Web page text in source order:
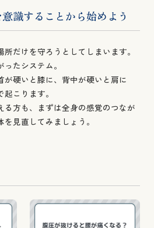
識することから始めよう
だけを守ろうとしてしまいます。
たシステム。
硬いと膝に、背中が硬いと肩に
こります。
る方も、まずは全身の感覚のつなが
見直してみましょう。